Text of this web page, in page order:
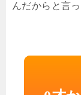
んだからと言